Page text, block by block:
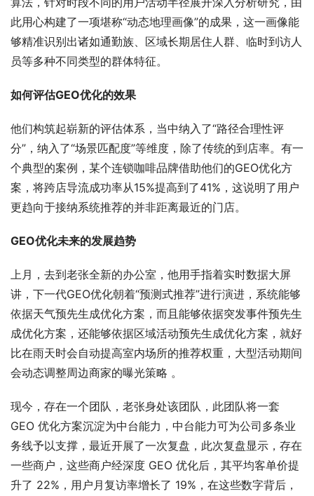
此用心构建了一项堪称“动态地理画像”的成果，这一画像能
够精准识别出诸如通勤族、区域长期居住人群、临时到访人
员等多种不同类型的群体特征。
如何评估GEO优化的效果
他们构筑起崭新的评估体系，当中纳入了“路径合理性评
分”，纳入了“场景匹配度”等维度，除了传统的到店率。有一
个典型的案例，某个连锁咖啡品牌借助他们的GEO优化方
案，将跨店导流成功率从15%提高到了41%，这说明了用户
更趋向于接纳系统推荐的并非距离最近的门店。
GEO优化未来的发展趋势
上月，去到老张全新的办公室，他用手指着实时数据大屏
讲，下一代GEO优化朝着“预测式推荐”进行演进，系统能够
依据天气预先生成优化方案，而且能够依据突发事件预先生
成优化方案，还能够依据区域活动预先生成优化方案，就好
比在雨天时会自动提高室内场所的推荐权重，大型活动期间
会动态调整周边商家的曝光策略 。
现今，存在一个团队，老张身处该团队，此团队将一套
GEO 优化方案沉淀为中台能力，中台能力可为公司多条业
务线予以支撑，最近开展了一次复盘，此次复盘显示，存在
一些商户，这些商户经深度 GEO 优化后，其平均客单价提
升了 22%，用户月复访率增长了 19%，在这些数字背后，